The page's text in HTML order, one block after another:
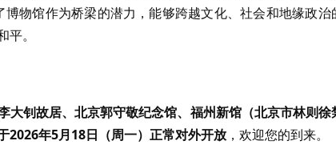
物馆作为桥梁的潜力，能够跨越文化、社会和地缘政治
。
钊故居、北京郭守敬纪念馆、福州新馆（北京市林则徐
2026年5月18日（周一）正常对外开放 ，欢迎您的到来。